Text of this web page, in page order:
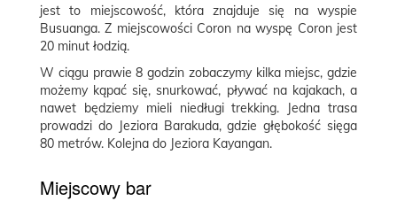
jest to miejscowość, która znajduje się na wyspie
Busuanga. Z miejscowości Coron na wyspę Coron jest
20 minut łodzią.
W ciągu prawie 8 godzin zobaczymy kilka miejsc, gdzie
możemy kąpać się, snurkować, pływać na kajakach, a
nawet będziemy mieli niedługi trekking. Jedna trasa
prowadzi do Jeziora Barakuda, gdzie głębokość sięga
80 metrów. Kolejna do Jeziora Kayangan.
Miejscowy bar